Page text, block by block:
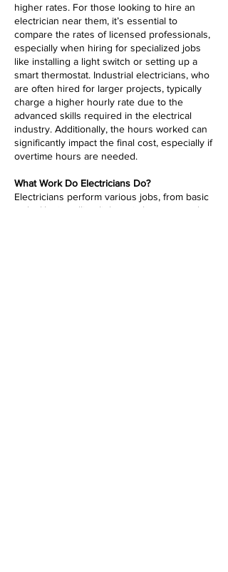
higher rates. For those looking to hire an
electrician near them, it’s essential to
compare the rates of licensed professionals,
especially when hiring for specialized jobs
like installing a light switch or setting up a
smart thermostat. Industrial electricians, who
are often hired for larger projects, typically
charge a higher hourly rate due to the
advanced skills required in the electrical
industry. Additionally, the hours worked can
significantly impact the final cost, especially if
overtime hours are needed.
What Work Do Electricians Do?
Electricians perform various jobs, from basic
tasks like installing light switches to complex